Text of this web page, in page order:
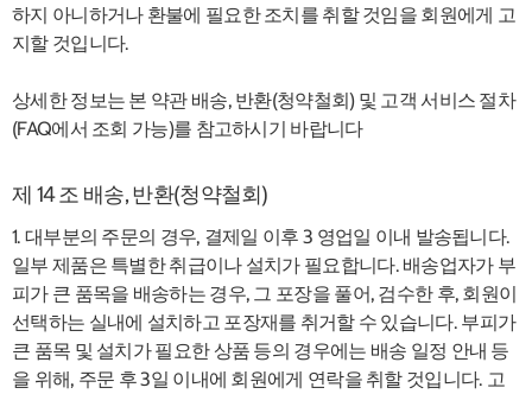
하지 아니하거나 환불에 필요한 조치를 취할 것임을 회원에게 고
지할 것입니다.
상세한 정보는 본 약관 배송, 반환(청약철회) 및 고객 서비스 절차
(FAQ에서 조회 가능)를 참고하시기 바랍니다
제 14 조 배송, 반환(청약철회)
1. 대부분의 주문의 경우, 결제일 이후 3 영업일 이내 발송됩니다.
일부 제품은 특별한 취급이나 설치가 필요합니다. 배송업자가 부
피가 큰 품목을 배송하는 경우, 그 포장을 풀어, 검수한 후, 회원이
선택하는 실내에 설치하고 포장재를 취거할 수 있습니다. 부피가
큰 품목 및 설치가 필요한 상품 등의 경우에는 배송 일정 안내 등
을 위해, 주문 후 3일 이내에 회원에게 연락을 취할 것입니다. 고